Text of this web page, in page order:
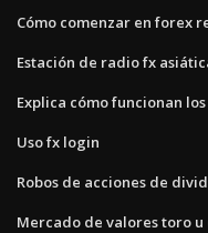
Cómo comenzar en forex
Estación de radio fx
Explica cómo funcionan
Uso fx login
Robos de acciones de
Mercado de valores toro u